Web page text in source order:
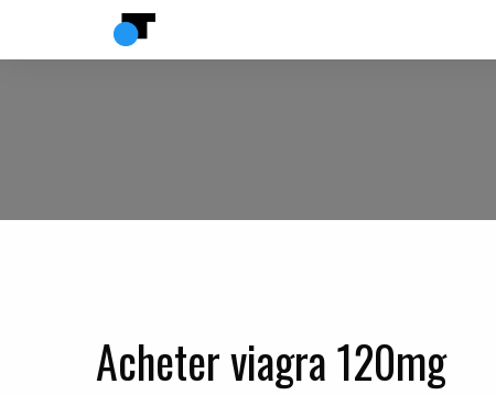
Acheter viagra 120mg